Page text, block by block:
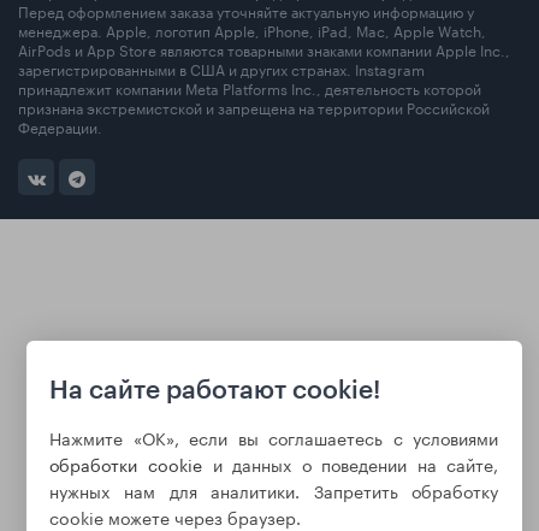
Перед оформлением заказа уточняйте актуальную информацию у
менеджера. Apple, логотип Apple, iPhone, iPad, Mac, Apple Watch,
AirPods и App Store являются товарными знаками компании Apple Inc.,
зарегистрированными в США и других странах. Instagram
принадлежит компании Meta Platforms Inc., деятельность которой
признана экстремистской и запрещена на территории Российской
Федерации.
На сайте работают cookie!
Нажмите «ОК», если вы соглашаетесь с условиями
обработки cookie и данных о поведении на сайте,
нужных нам для аналитики. Запретить обработку
cookie можете через браузер.